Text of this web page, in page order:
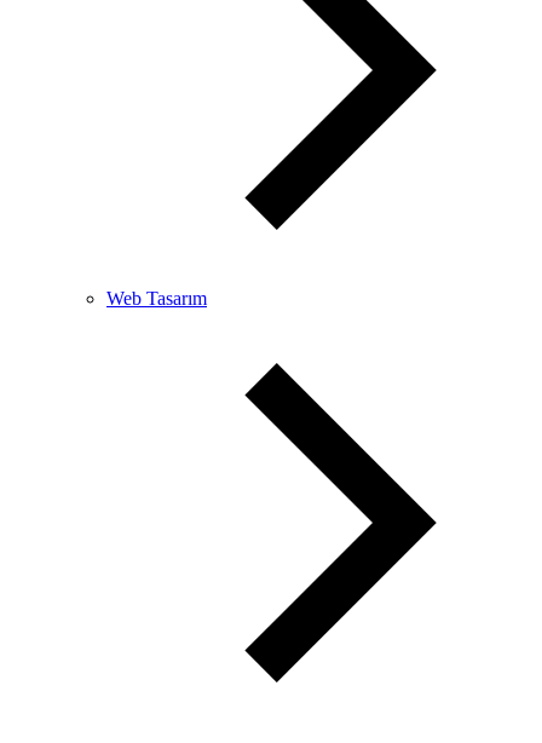
Web Tasarım